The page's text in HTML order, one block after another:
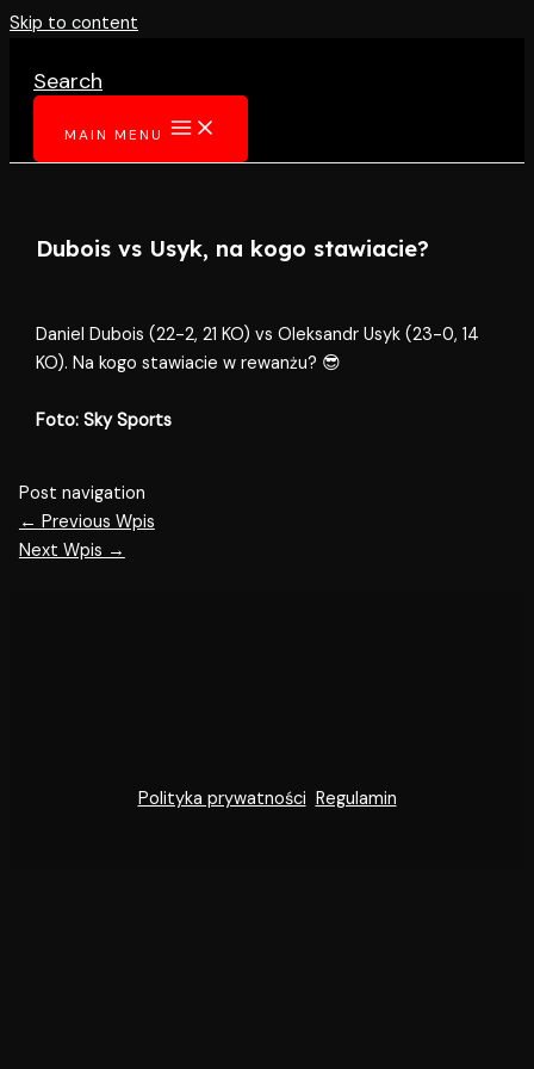
Skip to content
Search
MAIN MENU
Dubois vs Usyk, na kogo stawiacie?
Daniel Dubois (22-2, 21 KO) vs Oleksandr Usyk (23-0, 14
KO). Na kogo stawiacie w rewanżu? 😎
Foto: Sky Sports
Post navigation
← Previous Wpis
Next Wpis →
Polityka prywatności Regulamin